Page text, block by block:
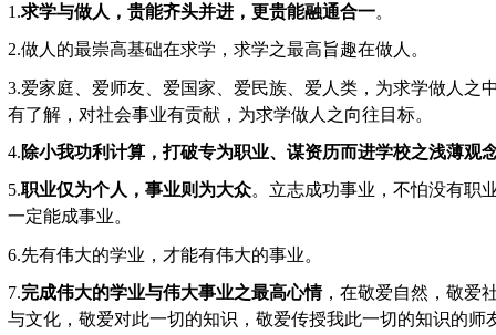
1.求学与做人，贵能齐头并进，更贵能融通合一。
2.做人的最崇高基础在求学，求学之最高旨趣在做人。
3.爱家庭、爱师友、爱国家、爱民族、爱人类，为求学做人之
有了解，对社会事业有贡献，为求学做人之向往目标。
4.除小我功利计算，打破专为职业、谋资历而进学校之浅薄观
5.职业仅为个人，事业则为大众。立志成功事业，不怕没有职
一定能成事业。
6.先有伟大的学业，才能有伟大的事业。
7.完成伟大的学业与伟大事业之最高心情，在敬爱自然，敬爱
与文化，敬爱对此一切的知识，敬爱传授我此一切的知识的师